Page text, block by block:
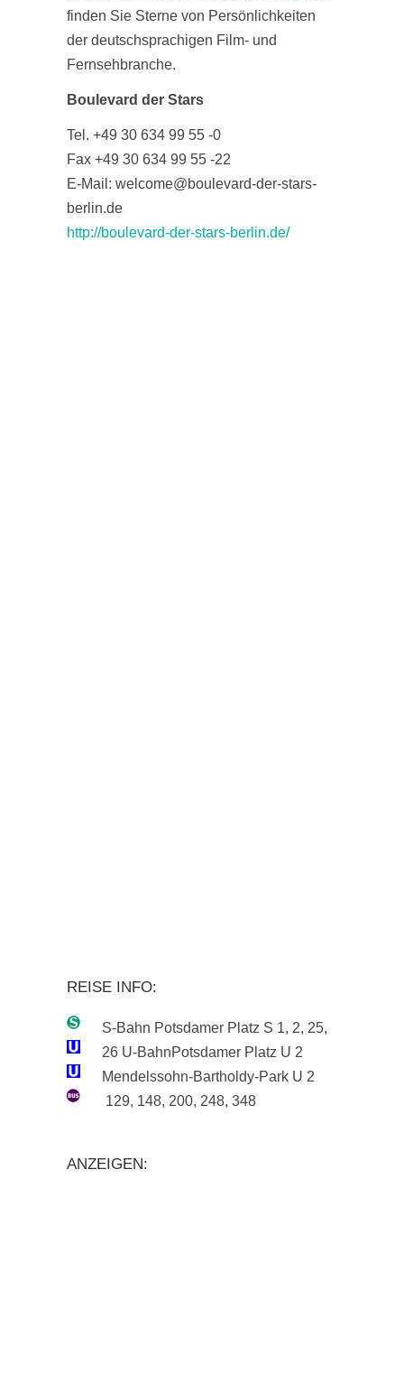
finden Sie Sterne von Persönlichkeiten
der deutschsprachigen Film- und
Fernsehbranche.
Boulevard der Stars
Tel. +49 30 634 99 55 -0
Fax +49 30 634 99 55 -22
E-Mail: welcome@boulevard-der-stars-
berlin.de
http://boulevard-der-stars-berlin.de/
REISE INFO:
S-Bahn Potsdamer Platz S 1, 2, 25,
26 U-BahnPotsdamer Platz U 2
Mendelssohn-Bartholdy-Park U 2
129, 148, 200, 248, 348
ANZEIGEN: